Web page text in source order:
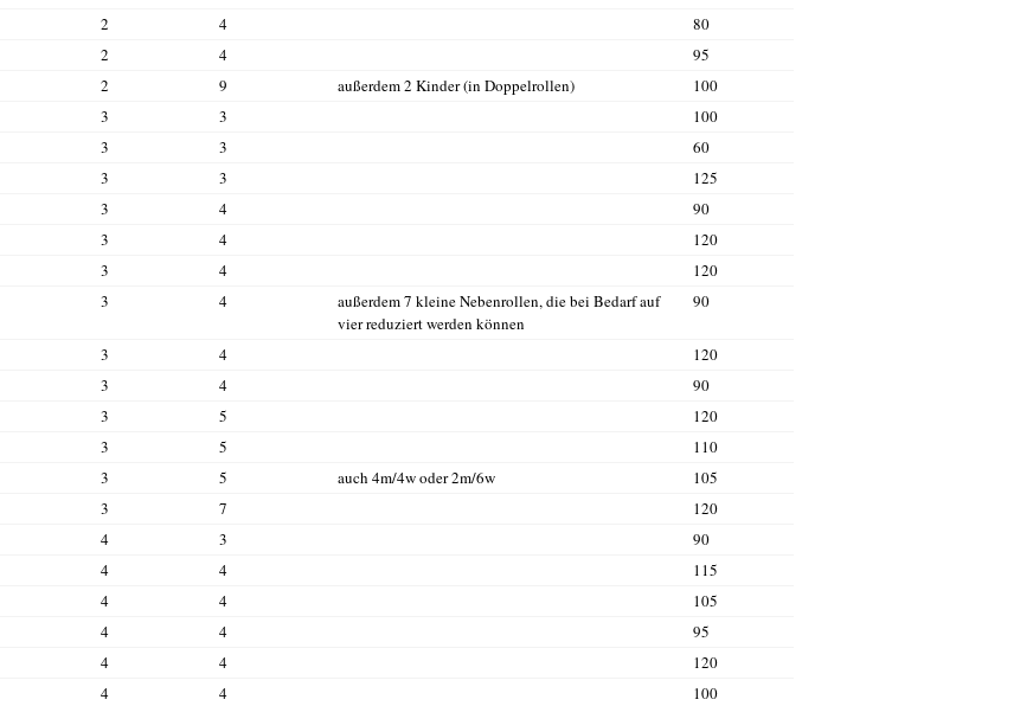
2 4
80
2 4
95
2 9 außerdem 2 Kinder (in Doppelrollen)
100
3 3
100
3 3
60
3 3
125
3 4
90
3 4
120
3 4
120
3 4
außerdem 7 kleine Nebenrollen, die bei Bedarf auf
vier reduziert werden können
90
3 4
120
3 4
90
3 5
120
3 5
110
3 5 auch 4m/4w oder 2m/6w
105
3 7
120
4 3
90
4 4
115
4 4
105
4 4
95
4 4
120
4 4
100